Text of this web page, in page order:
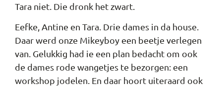
Tara niet. Die dronk het zwart.
Eefke, Antine en Tara. Drie dames in da house.
Daar werd onze Mikeyboy een beetje verlegen
van. Gelukkig had ie een plan bedacht om ook
de dames rode wangetjes te bezorgen: een
workshop jodelen. En daar hoort uiteraard ook